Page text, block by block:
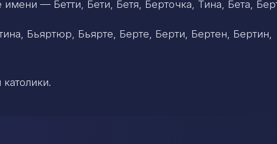
— Бетти, Бети, Бетя, Берточка, Тина, Бета,
Бьяртюр, Бьярте, Берте, Берти, Бертен, Бертин,